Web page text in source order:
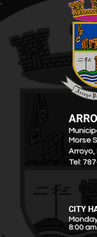
Morse
Arroyo,
Tel:
CITY
8:00